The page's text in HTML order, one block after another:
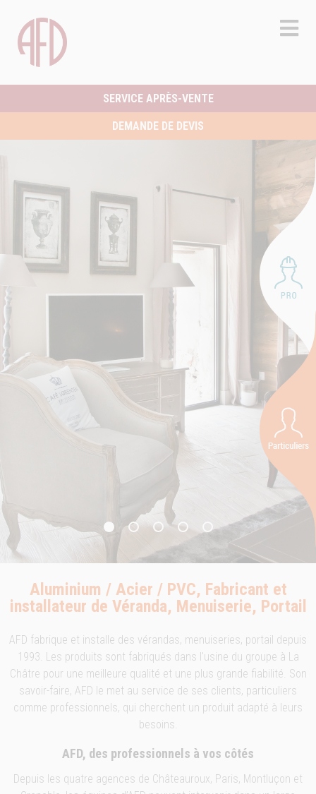
SERVICE APRÈS-VENTE
DEMANDE DE DEVIS
Aluminium / Acier / PVC, Fabricant et
installateur de Véranda, Menuiserie, Portail
AFD fabrique et installe des vérandas, menuiseries, portail depuis
1993. Les produits sont fabriqués dans l'usine du groupe à La
Châtre pour une meilleure qualité et une plus grande fiabilité. Son
savoir-faire, AFD le met au service de ses clients, particuliers
comme professionnels, qui cherchent un produit adapté à leurs
besoins.
AFD, des professionnels à vos côtés
Depuis les quatre agences de Châteauroux, Paris, Montluçon et